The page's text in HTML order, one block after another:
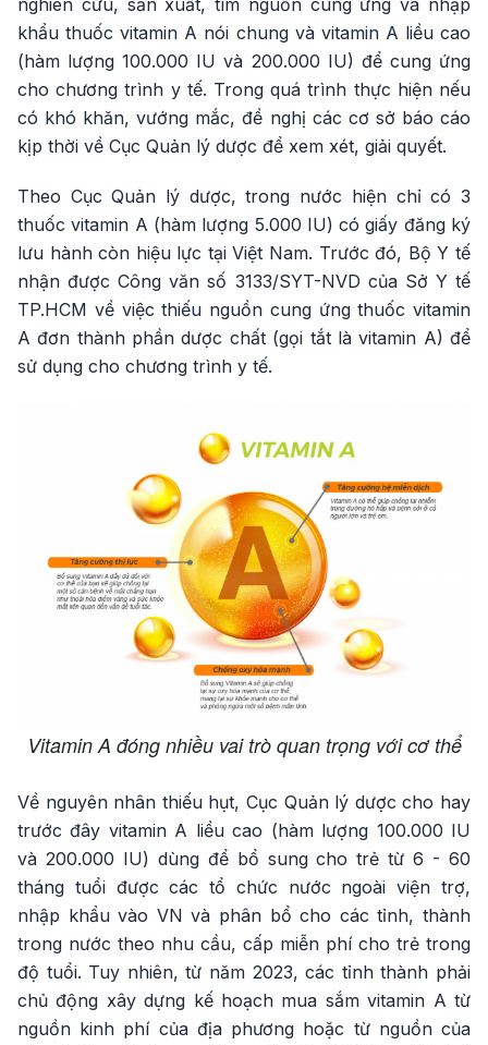
nghiên cứu, sản xuất, tìm nguồn cung ứng và nhập
khẩu thuốc vitamin A nói chung và vitamin A liều cao
(hàm lượng 100.000 IU và 200.000 IU) để cung ứng
cho chương trình y tế. Trong quá trình thực hiện nếu
có khó khăn, vướng mắc, đề nghị các cơ sở báo cáo
kịp thời về Cục Quản lý dược để xem xét, giải quyết.
Theo Cục Quản lý dược, trong nước hiện chỉ có 3
thuốc vitamin A (hàm lượng 5.000 IU) có giấy đăng ký
lưu hành còn hiệu lực tại Việt Nam. Trước đó, Bộ Y tế
nhận được Công văn số 3133/SYT-NVD của Sở Y tế
TP.HCM về việc thiếu nguồn cung ứng thuốc vitamin
A đơn thành phần dược chất (gọi tắt là vitamin A) để
sử dụng cho chương trình y tế.
Vitamin A đóng nhiều vai trò quan trọng với cơ thể
Về nguyên nhân thiếu hụt, Cục Quản lý dược cho hay
trước đây vitamin A liều cao (hàm lượng 100.000 IU
và 200.000 IU) dùng để bổ sung cho trẻ từ 6 - 60
tháng tuổi được các tổ chức nước ngoài viện trợ,
nhập khẩu vào VN và phân bổ cho các tỉnh, thành
trong nước theo nhu cầu, cấp miễn phí cho trẻ trong
độ tuổi. Tuy nhiên, từ năm 2023, các tỉnh thành phải
chủ động xây dựng kế hoạch mua sắm vitamin A từ
nguồn kinh phí của địa phương hoặc từ nguồn của